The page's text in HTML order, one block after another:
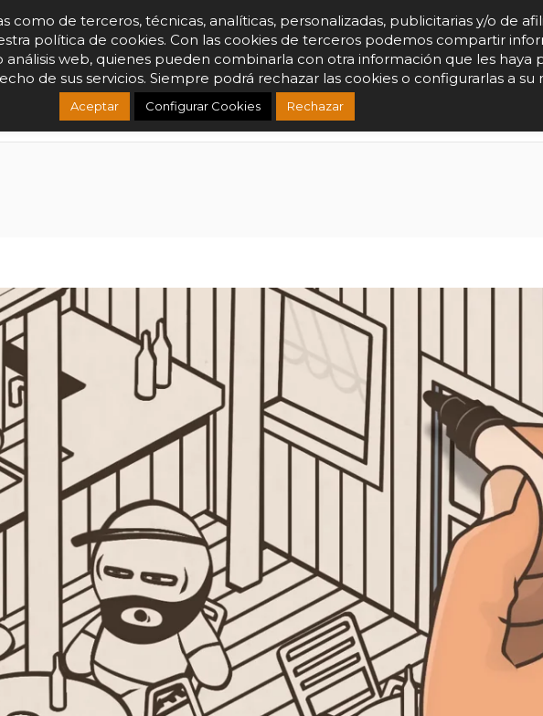
COOK FEELMS ANIMA FEELMS WE FEELMS SERVEIS REALITZADORS
como de terceros, técnicas, analíticas, personalizadas, publicitarias y/o de
política de cookies. Con las cookies de terceros podemos compartir
web, quienes pueden combinarla con otra información que les
de sus servicios. Siempre podrá rechazar las cookies o configurarlas a su
Aceptar Configurar Cookies Rechazar